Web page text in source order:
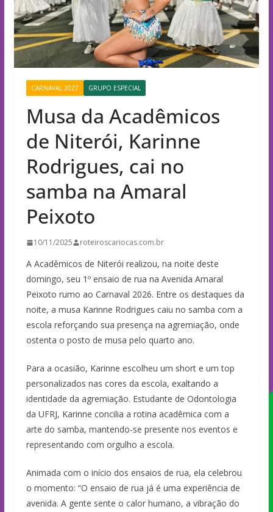
CARNAVAL 2027 GRUPO ESPECIAL
Musa da Acadêmicos
de Niterói, Karinne
Rodrigues, cai no
samba na Amaral
Peixoto
10/11/2025 roteiroscariocas.com.br
A Acadêmicos de Niterói realizou, na noite deste
domingo, seu 1º ensaio de rua na Avenida Amaral
Peixoto rumo ao Carnaval 2026. Entre os destaques da
noite, a musa Karinne Rodrigues caiu no samba com a
escola reforçando sua presença na agremiação, onde
ostenta o posto de musa pelo quarto ano.
Para a ocasião, Karinne escolheu um short e um top
personalizados nas cores da escola, exaltando a
identidade da agremiação. Estudante de Odontologia
da UFRJ, Karinne concilia a rotina acadêmica com a
arte do samba, mantendo-se presente nos eventos e
representando com orgulho a escola.
Animada com o início dos ensaios de rua, ela celebrou
o momento: “O ensaio de rua já é uma experiência de
avenida. A gente sente o calor humano, a vibração do